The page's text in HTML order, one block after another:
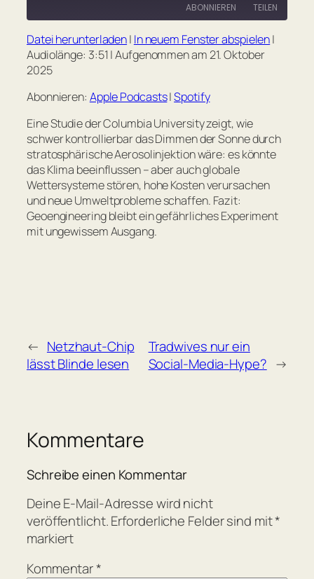
seconds
ABONNIEREN TEILEN
Apple Podcasts
RSS FEED
TEILEN
LINK
Datei herunterladen| In neuem Fenster abspielen|
Audiolänge: 3:51|Aufgenommen am 21. Oktober
2025
Abonnieren: Apple Podcasts|Spotify
Eine Studie der Columbia University zeigt, wie
schwer kontrollierbar das Dimmen der Sonne durch
stratosphärische Aerosolinjektion wäre: es könnte
das Klima beeinflussen – aber auch globale
Wettersysteme stören, hohe Kosten verursachen
und neue Umweltprobleme schaffen. Fazit:
Geoengineering bleibt ein gefährliches Experiment
mit ungewissem Ausgang.
← Netzhaut-Chip
lässt Blinde lesen
Tradwives nur ein
Social-Media-Hype? →
Kommentare
Schreibe einen Kommentar
Deine E-Mail-Adresse wird nicht
veröffentlicht.Erforderliche Felder sind mit*
markiert
Kommentar*